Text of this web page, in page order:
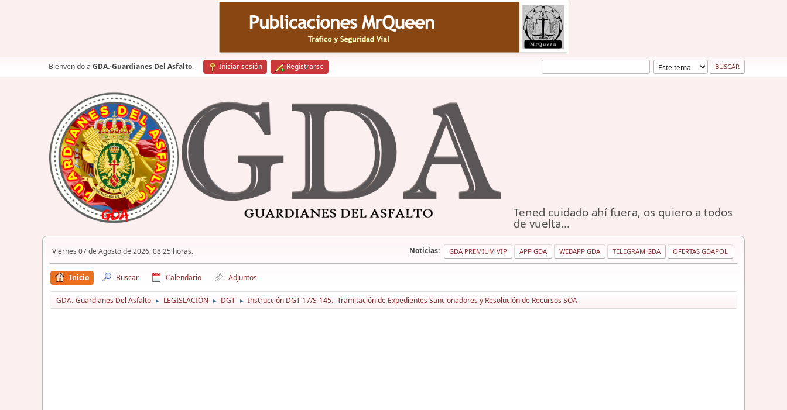
Bienvenido a GDA.-Guardianes Del Asfalto. Iniciar sesión Registrarse
Tened cuidado ahí fuera, os quiero a todos
de vuelta...
Viernes 07 de Agosto de 2026. 08:25 horas. Noticias: GDA PREMIUM VIP APP GDA WEBAPP GDA TELEGRAM GDA OFERTAS GDAPOL
Inicio Buscar Calendario Adjuntos
GDA.-Guardianes Del Asfalto ► LEGISLACIÓN ► DGT ► Instrucción DGT 17/S-145.- Tramitación de Expedientes Sancionadores y Resolución de Recursos SOA